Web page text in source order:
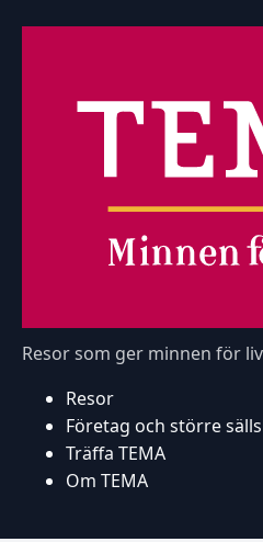
Resor som ger minnen för
Resor
Företag och större
Träffa TEMA
Om TEMA